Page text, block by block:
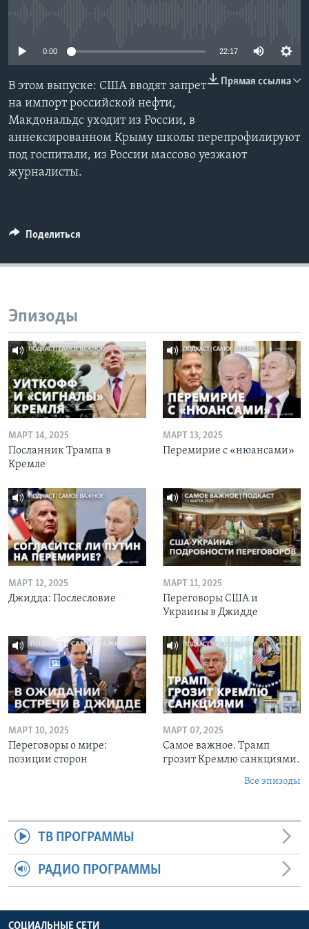
Языки
0:00 22:17
Прямая ссылка
В этом выпуске: США вводят запрет
на импорт российской нефти,
Макдональдс уходит из России, в
аннексированном Крыму школы перепрофилируют
под госпитали, из России массово уезжают
журналисты.
Поделиться
Эпизоды
МАРТ 14, 2025
Посланник Трампа в
Кремле
МАРТ 13, 2025
Перемирие с «нюансами»
МАРТ 12, 2025
Джидда: Послесловие
МАРТ 11, 2025
Переговоры США и
Украины в Джидде
МАРТ 10, 2025
Переговоры о мире:
позиции сторон
МАРТ 07, 2025
Самое важное. Трамп
грозит Кремлю санкциями.
Все эпизоды
ТВ ПРОГРАММЫ
РАДИО ПРОГРАММЫ
СОЦИАЛЬНЫЕ СЕТИ